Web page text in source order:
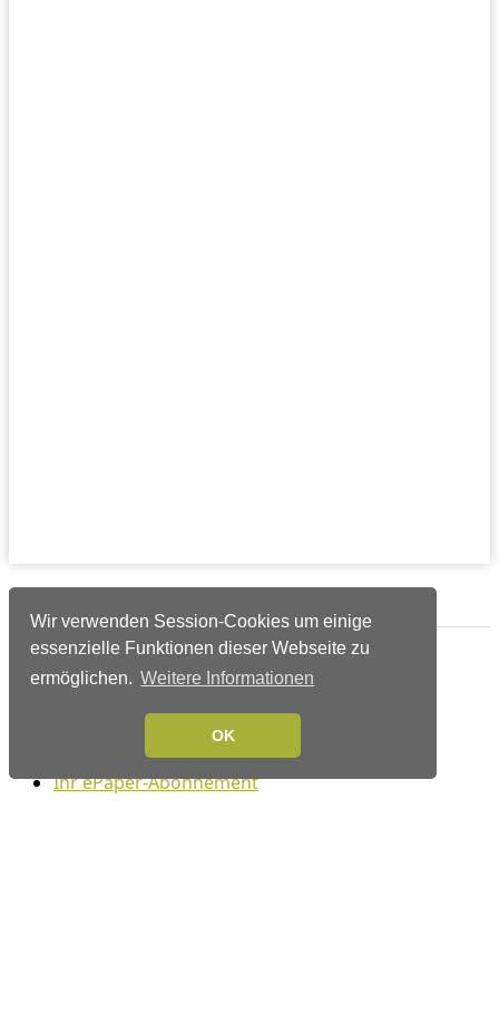
Wir verwenden Session-Cookies um einige
essenzielle Funktionen dieser Webseite zu
ermöglichen. Weitere Informationen
OK
Verlags-Service
Impressum
Datenschutzerklärung
Mediaservice/Mediadaten
Leserservice/Abonnements
Mediaservice-Login
Ihr ePaper-Abonnement